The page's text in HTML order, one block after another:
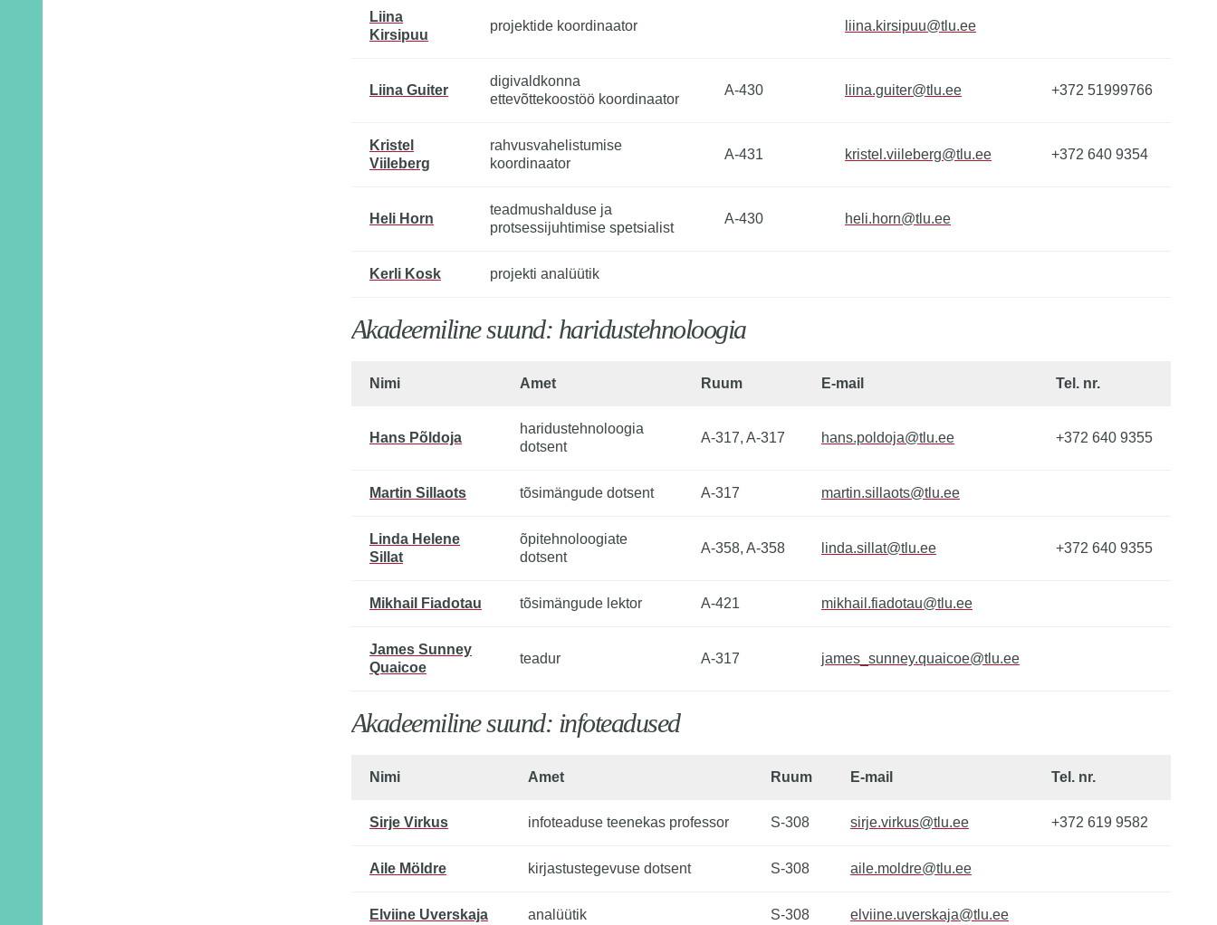
Liina
Kirsipuu
projektide koordinaator liina.kirsipuu@tlu.ee
Liina Guiter
digivaldkonna
ettevõttekoostöö koordinaator
A-430 liina.guiter@tlu.ee +372 51999766
Kristel
Viileberg
rahvusvahelistumise
koordinaator
A-431 kristel.viileberg@tlu.ee +372 640 9354
Heli Horn
teadmushalduse ja
protsessijuhtimise spetsialist
A-430 heli.horn@tlu.ee
Kerli Kosk projekti analüütik
Akadeemiline suund: haridustehnoloogia
Nimi Amet Ruum E-mail Tel. nr.
Hans Põldoja
haridustehnoloogia
dotsent
A-317, A-317 hans.poldoja@tlu.ee +372 640 9355
Martin Sillaots tõsimängude dotsent A-317 martin.sillaots@tlu.ee
Linda Helene
Sillat
õpitehnoloogiate
dotsent
A-358, A-358 linda.sillat@tlu.ee +372 640 9355
Mikhail Fiadotau tõsimängude lektor A-421 mikhail.fiadotau@tlu.ee
James Sunney
Quaicoe
teadur A-317 james_sunney.quaicoe@tlu.ee
Akadeemiline suund: infoteadused
Nimi Amet Ruum E-mail Tel. nr.
Sirje Virkus infoteaduse teenekas professor S-308 sirje.virkus@tlu.ee +372 619 9582
Aile Möldre kirjastustegevuse dotsent S-308 aile.moldre@tlu.ee
Elviine Uverskaja analüütik S-308 elviine.uverskaja@tlu.ee